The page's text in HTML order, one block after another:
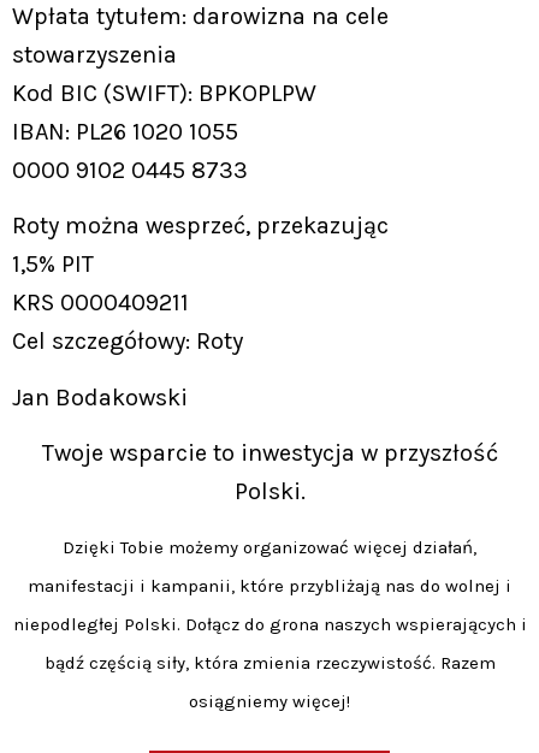
Wpłata tytułem: darowizna na cele
stowarzyszenia
Kod BIC (SWIFT): BPKOPLPW
IBAN: PL26 1020 1055
0000 9102 0445 8733
Roty można wesprzeć, przekazując
1,5% PIT
KRS 0000409211
Cel szczegółowy: Roty
Jan Bodakowski
Twoje wsparcie to inwestycja w przyszłość
Polski.
Dzięki Tobie możemy organizować więcej działań,
manifestacji i kampanii, które przybliżają nas do wolnej i
niepodległej Polski. Dołącz do grona naszych wspierających i
bądź częścią siły, która zmienia rzeczywistość. Razem
osiągniemy więcej!